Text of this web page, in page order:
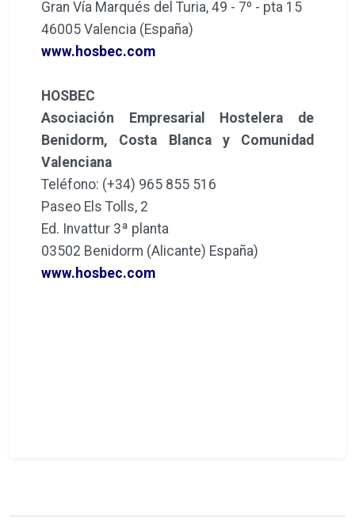
Gran Vía Marqués del Turia, 49 - 7º - pta 15
46005 Valencia (España)
www.hosbec.com
HOSBEC
Asociación Empresarial Hostelera de
Benidorm, Costa Blanca y Comunidad
Valenciana
Teléfono: (+34) 965 855 516
Paseo Els Tolls, 2
Ed. Invattur 3ª planta
03502 Benidorm (Alicante) España)
www.hosbec.com